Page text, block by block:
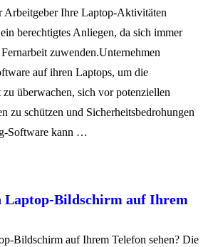
Arbeitgeber Ihre Laptop-Aktivitäten
berechtigtes Anliegen, da sich immer
zuwenden.Unternehmen
auf ihren Laptops, um die
überwachen, sich vor potenziellen
zu schützen und Sicherheitsbedrohungen
Software kann …
Laptop-Bildschirm auf Ihrem
Bildschirm auf Ihrem Telefon sehen? Die